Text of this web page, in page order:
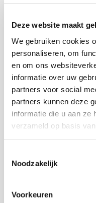
Deze website maakt
We gebruiken cookies
personaliseren, om
en om ons
informatie over uw
partners voor social
partners kunnen deze
informatie die u aan ze
verzameld op basis
Noodzakelijk
Voorkeuren
Onderzoekers
Rob Gilsing
Anna Jansma